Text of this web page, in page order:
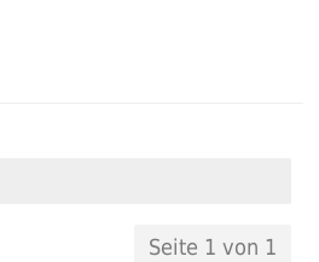
Seite 1 von 1